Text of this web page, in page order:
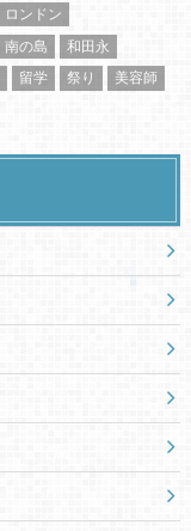
ロンドン
南の島
和田永
留学 祭り
美容師